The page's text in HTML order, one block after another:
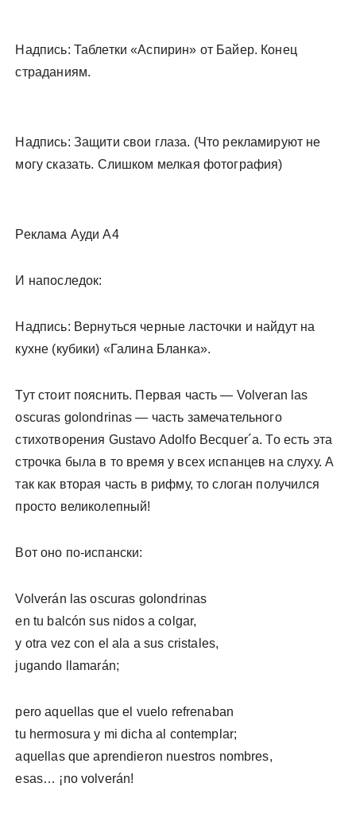
Надпись: Таблетки «Аспирин» от Байер. Конец
страданиям.
Надпись: Защити свои глаза. (Что рекламируют не
могу сказать. Слишком мелкая фотография)
Реклама Ауди А4
И напоследок:
Надпись: Вернуться черные ласточки и найдут на
кухне (кубики) «Галина Бланка».
Тут стоит пояснить. Первая часть — Volveran las
oscuras golondrinas — часть замечательного
стихотворения Gustavo Adolfo Becquer´a. То есть эта
строчка была в то время у всех испанцев на слуху. А
так как вторая часть в рифму, то слоган получился
просто великолепный!
Вот оно по-испански:
Volverán las oscuras golondrinas
en tu balcón sus nidos a colgar,
y otra vez con el ala a sus cristales,
jugando llamarán;
pero aquellas que el vuelo refrenaban
tu hermosura y mi dicha al contemplar;
aquellas que aprendieron nuestros nombres,
esas… ¡no volverán!